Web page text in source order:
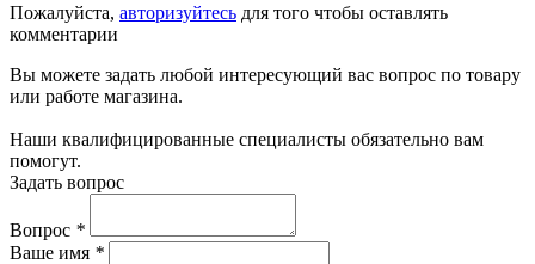
Пожалуйста, авторизуйтесь для того чтобы оставлять
комментарии
Вы можете задать любой интересующий вас вопрос по товару
или работе магазина.
Наши квалифицированные специалисты обязательно вам
помогут.
Задать вопрос
Вопрос *
Ваше имя *